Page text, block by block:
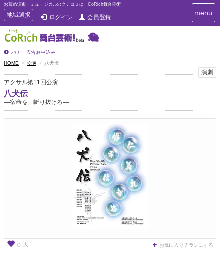
お薦め演劇・ミュージカルのクチコミは、CoRich舞台芸術！
T
o
g
g
e
n
a
v
i
g
地域選択 ログイン 会員登録
バナー広告お申込み
T
o
g
a
menu
HOME 公演 八犬伝
演劇
アクサル第11回公演
八犬伝
―宿命を、斬り抜けろ―
0 人 お気に入りチラシにする